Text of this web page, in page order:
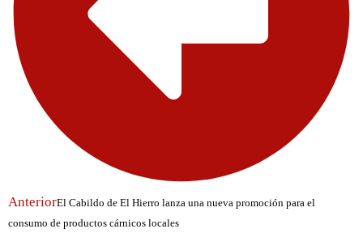
AnteriorEl Cabildo de El Hierro lanza una nueva promoción para el
consumo de productos cárnicos locales